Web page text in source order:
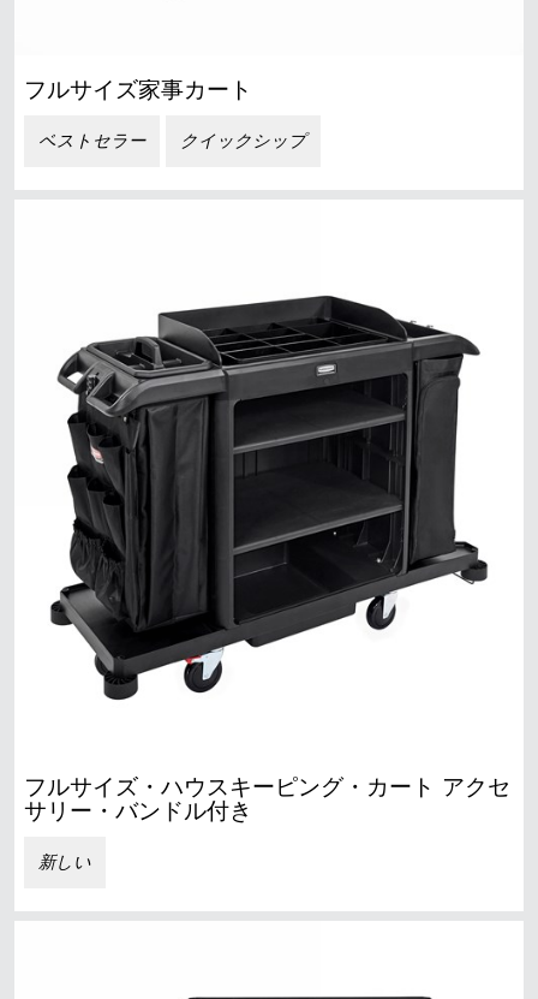
フルサイズ家事カート
ベストセラー クイックシップ
フルサイズ・ハウスキーピング・カート アクセ
サリー・バンドル付き
新しい